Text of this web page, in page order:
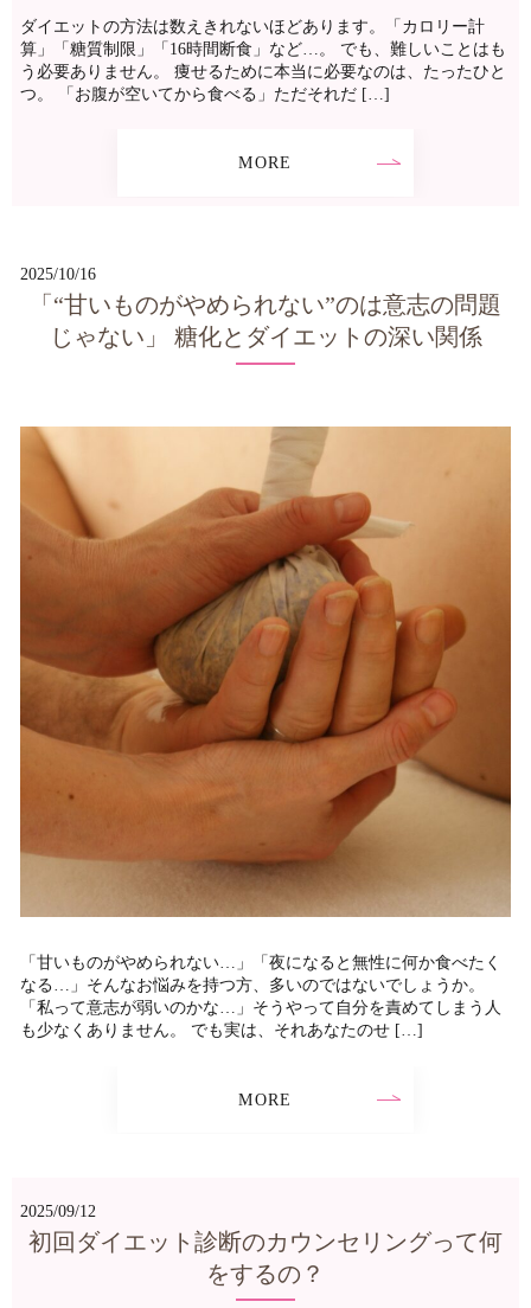
ダイエットの方法は数えきれないほどあります。「カロリー計
算」「糖質制限」「16時間断食」など…。 でも、難しいことはも
う必要ありません。 痩せるために本当に必要なのは、たったひと
つ。 「お腹が空いてから食べる」ただそれだ […]
MORE
2025/10/16
「“甘いものがやめられない”のは意志の問題
じゃない」 糖化とダイエットの深い関係
「甘いものがやめられない…」「夜になると無性に何か食べたく
なる…」そんなお悩みを持つ方、多いのではないでしょうか。
「私って意志が弱いのかな…」そうやって自分を責めてしまう人
も少なくありません。 でも実は、それあなたのせ […]
MORE
2025/09/12
初回ダイエット診断のカウンセリングって何
をするの？